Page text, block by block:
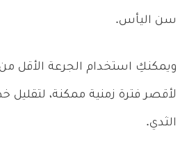
سن اليأس.
ويمكنكِ استخدام الجرعة الأقل من
لأقصر فترة زمنية ممكنة،
الثدي.